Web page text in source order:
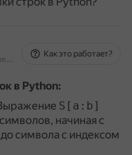
На основе источников, возможны неточности
Как это работает?
в Python:
S[a:b]
начиная с
символа с индексом